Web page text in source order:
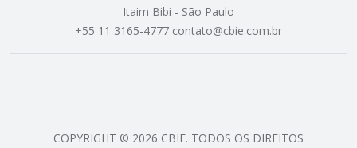
Itaim Bibi - São Paulo
+55 11 3165-4777 contato@cbie.com.br
COPYRIGHT © 2026 CBIE. TODOS OS DIREITOS